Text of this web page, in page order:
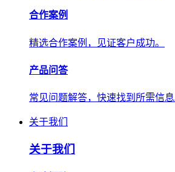
产品问答
常见问题解答，快速找到所需信息。
关于我们
关于我们
人才招聘
加入我们，共创健康事业新未来。